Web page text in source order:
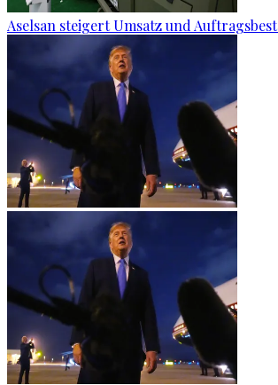
Aselsan steigert Umsatz und